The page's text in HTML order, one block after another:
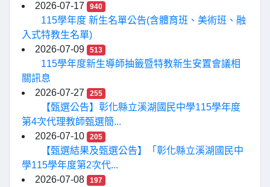
2026-07-17
940
115學年度 新生名單公告(含體育班、美術班、融
入式特教生名單)
2026-07-09
513
115學年度新生導師抽籤暨特教新生安置會議相
關訊息
2026-07-27
255
【甄選公告】彰化縣立溪湖國民中學115學年度
第4次代理教師甄選簡...
2026-07-10
205
【甄選結果及甄選公告】「彰化縣立溪湖國民中
學115學年度第2次代...
2026-07-08
197